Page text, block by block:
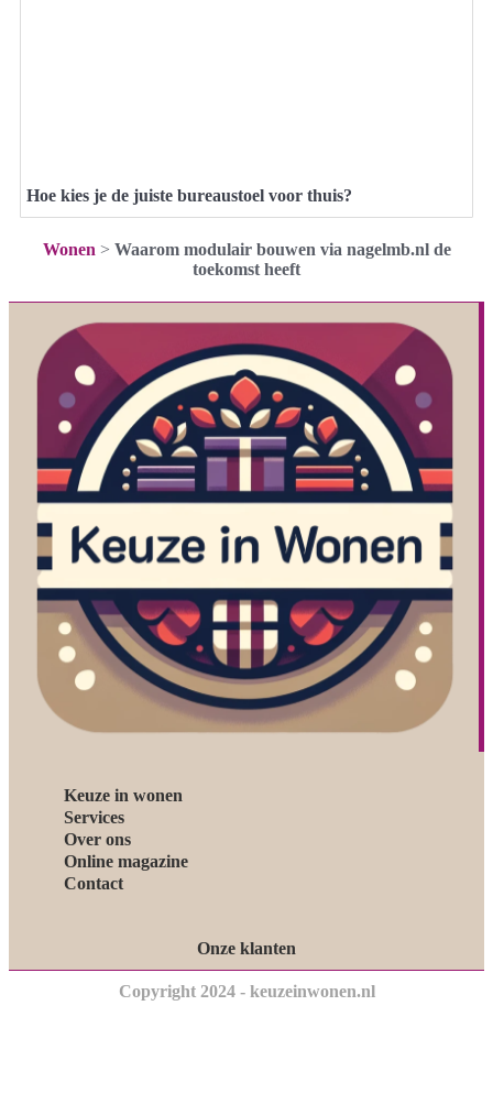
Hoe kies je de juiste bureaustoel voor thuis?
Wonen > Waarom modulair bouwen via nagelmb.nl de
toekomst heeft
Keuze in wonen
Services
Over ons
Online magazine
Contact
Onze klanten
Copyright 2024 - keuzeinwonen.nl